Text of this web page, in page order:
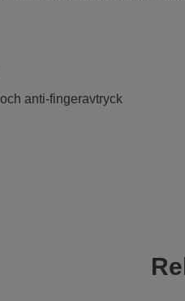
anti-fingeravtryck